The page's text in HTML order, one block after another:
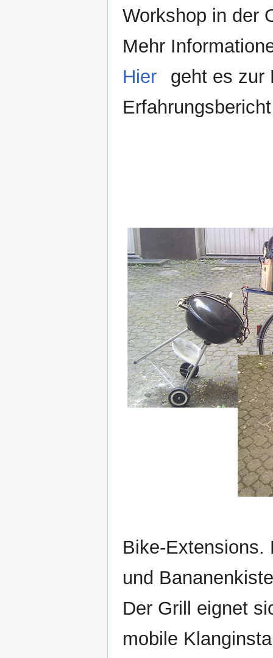
Workshop in der
Mehr
Hier
geht es zur
Bike-Extensions.
und
Der Grill eignet
mobile